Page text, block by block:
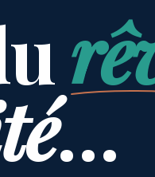
…